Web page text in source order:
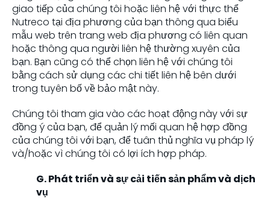
giao tiếp của chúng tôi hoặc liên hệ với thực thể
Nutreco tại địa phương của bạn thông qua biểu
mẫu web trên trang web địa phương có liên quan
hoặc thông qua người liên hệ thường xuyên của
bạn. Bạn cũng có thể chọn liên hệ với chúng tôi
bằng cách sử dụng các chi tiết liên hệ bên dưới
trong tuyên bố về bảo mật này.
Chúng tôi tham gia vào các hoạt động này với sự
đồng ý của bạn, để quản lý mối quan hệ hợp đồng
của chúng tôi với bạn, để tuân thủ nghĩa vụ pháp lý
và/hoặc vì chúng tôi có lợi ích hợp pháp.
G. Phát triển và sự cải tiến sản phẩm và dịch
vụ